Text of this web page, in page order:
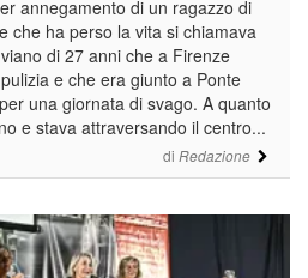
di Redazione
annegamento di un ragazzo di
che ha perso la vita si chiamava
di 27 anni che a Firenze
e che era giunto a Ponte
una giornata di svago. A quanto
e stava attraversando il centro...